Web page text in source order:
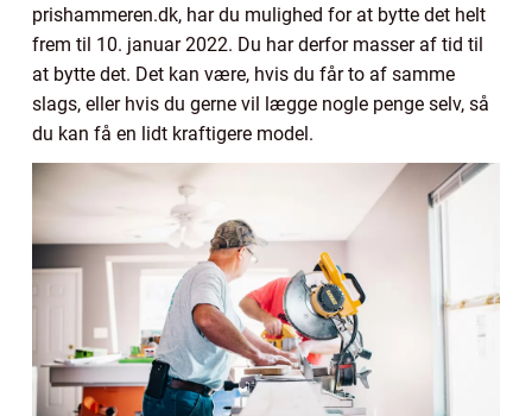
prishammeren.dk, har du mulighed for at bytte det helt
frem til 10. januar 2022. Du har derfor masser af tid til
at bytte det. Det kan være, hvis du får to af samme
slags, eller hvis du gerne vil lægge nogle penge selv, så
du kan få en lidt kraftigere model.